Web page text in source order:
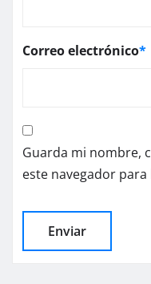
Correo electrónico*
Guarda mi nombre,
este navegador